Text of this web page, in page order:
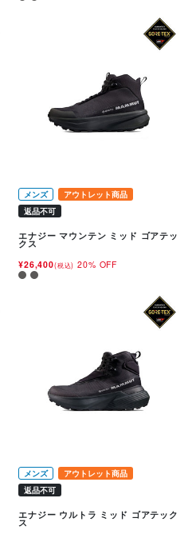
メンズ
アウトレット商品
返品不可
エナジー マウンテン ミッド ゴアテッ
クス
¥26,400(税込) 20% OFF
メンズ
アウトレット商品
返品不可
エナジー ウルトラ ミッド ゴアテック
ス